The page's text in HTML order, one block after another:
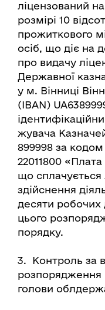
ліцензований
розмірі 10
прожиткового
осіб, що діє на
про видачу
Державної
у м. Вінниці
(IBAN)
жувача
899998 за кодом
22011800 «Плата
що сплачується
здійснення
десяти робочих
цього
порядку.
3. Контроль за
розпорядження
голови